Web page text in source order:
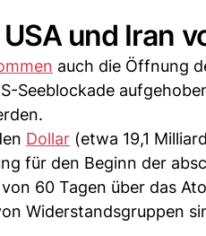
und Iran
auch die Öffnung
Seeblockade
Dollar (etwa 19,1
für den Beginn der
60 Tagen über das
Widerstandsgruppen